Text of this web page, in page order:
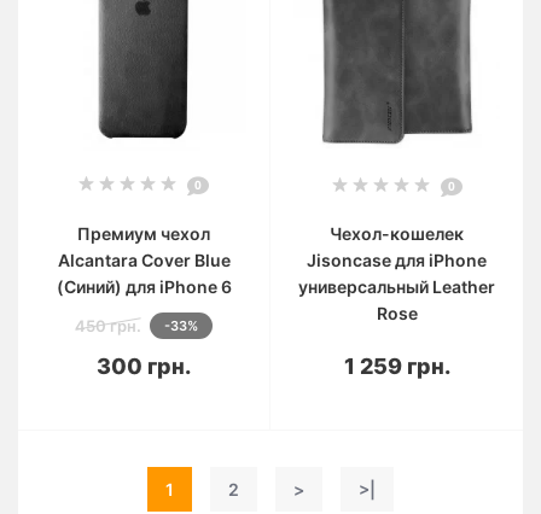
0
Премиум чехол
Alcantara Cover Blue
(Синий) для iPhone 6
450 грн. -33%
300 грн.
0
Чехол-кошелек
Jisoncase для iPhone
универсальный Leather
Rose
1 259 грн.
1 2 > >|